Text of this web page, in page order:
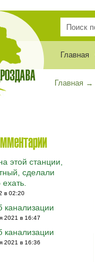
Главная
Главная →
этой станции,
сделали
в 02:20
канализации
2021 в 16:47
канализации
2021 в 16:36